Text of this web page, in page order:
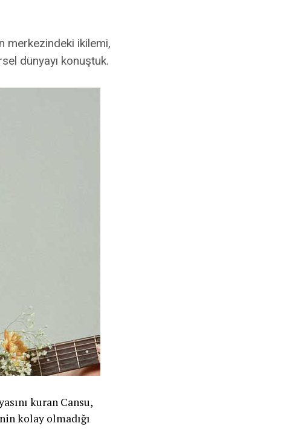
merkezindeki ikilemi,
dünyayı konuştuk.
kuran Cansu,
kolay olmadığı